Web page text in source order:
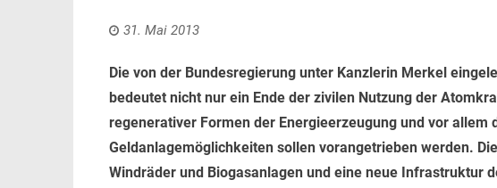
31. Mai 2013
Die von der Bundesregierung unter Kanzlerin Merkel
bedeutet nicht nur ein Ende der zivilen Nutzung der
regenerativer Formen der Energieerzeugung und vor allem
Geldanlagemöglichkeiten sollen vorangetrieben werden.
Windräder und Biogasanlagen und eine neue Infrastruktur